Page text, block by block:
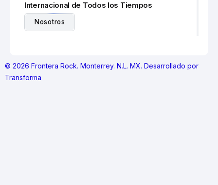
Internacional de Todos los Tiempos
Nosotros
© 2026 Frontera Rock. Monterrey. N.L. MX. Desarrollado por
Transforma